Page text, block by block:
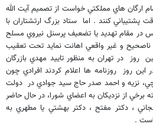
ارگان هاي مملكتي خواست از تصميم آيت الله
كنند . اما ستاد بزرگ ارتشتاران با
در مقام تهديد يا تضعيف پرسنل نيروي مسلح
ناصحيح و غير واقعي اهانت نمايد تحت تعقيب
روز در تهران به منظور تاييد مهدي بازرگان
روز روزنامه ها اعلام كردند افرادي چون
نزيه و احمد صدر حاج سيد جوادي در دولت
از نزديكان به اعضاي شورا، در حال حاضر
، دكتر مفتح ، دكتر بهشتي يا مطهري به
است .